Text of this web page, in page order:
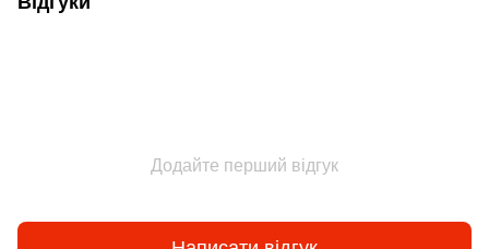
Додайте перший відгук